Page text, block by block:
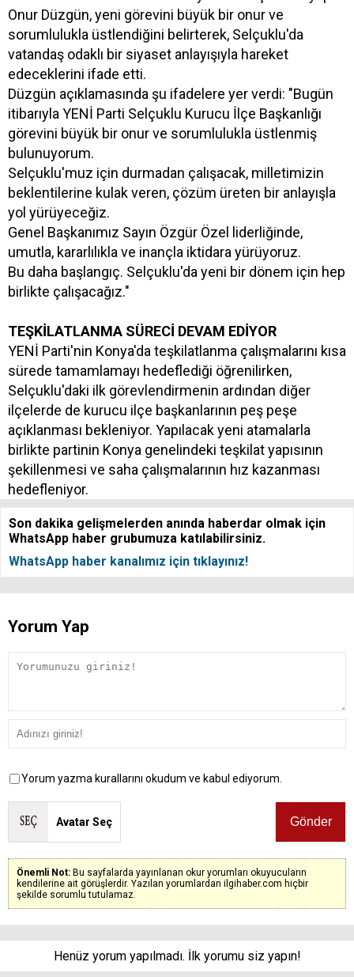
Onur Düzgün, yeni görevini büyük bir onur ve
sorumlulukla üstlendiğini belirterek, Selçuklu'da
vatandaş odaklı bir siyaset anlayışıyla hareket
edeceklerini ifade etti.
Düzgün açıklamasında şu ifadelere yer verdi: "Bugün
itibarıyla YENİ Parti Selçuklu Kurucu İlçe Başkanlığı
görevini büyük bir onur ve sorumlulukla üstlenmiş
bulunuyorum.
Selçuklu'muz için durmadan çalışacak, milletimizin
beklentilerine kulak veren, çözüm üreten bir anlayışla
yol yürüyeceğiz.
Genel Başkanımız Sayın Özgür Özel liderliğinde,
umutla, kararlılıkla ve inançla iktidara yürüyoruz.
Bu daha başlangıç. Selçuklu'da yeni bir dönem için hep
birlikte çalışacağız."
TEŞKİLATLANMA SÜRECİ DEVAM EDİYOR
YENİ Parti'nin Konya'da teşkilatlanma çalışmalarını kısa
sürede tamamlamayı hedeflediği öğrenilirken,
Selçuklu'daki ilk görevlendirmenin ardından diğer
ilçelerde de kurucu ilçe başkanlarının peş peşe
açıklanması bekleniyor. Yapılacak yeni atamalarla
birlikte partinin Konya genelindeki teşkilat yapısının
şekillenmesi ve saha çalışmalarının hız kazanması
hedefleniyor.
Son dakika gelişmelerden anında haberdar olmak için
WhatsApp haber grubumuza katılabilirsiniz.
WhatsApp haber kanalımız için tıklayınız!
Yorum Yap
Yorum yazma kurallarını okudum ve kabul ediyorum.
Avatar Seç
Önemli Not: Bu sayfalarda yayınlanan okur yorumları okuyucuların
kendilerine ait görüşlerdir. Yazılan yorumlardan ilgihaber.com hiçbir
şekilde sorumlu tutulamaz.
Henüz yorum yapılmadı. İlk yorumu siz yapın!